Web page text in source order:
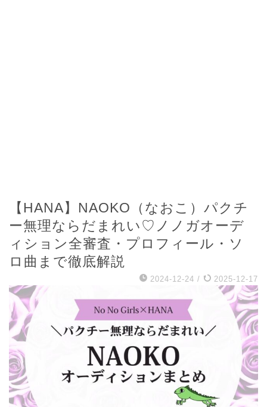
【HANA】NAOKO（なおこ）パクチ
ー無理ならだまれい♡ノノガオーデ
ィション全審査・プロフィール・ソ
ロ曲まで徹底解説
2024-12-24 / 2025-12-17